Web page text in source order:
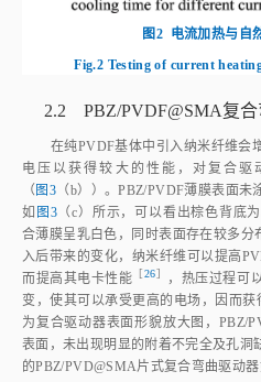
图2 电流加热与自
Fig.2 Testing of current
2.2 PBZ/PVDF@SMA复
在纯PVDF基体中引入纳米纤维会
电压以获得较大的性能，对复合驱
（图3 （b））。PBZ/PVDF薄膜表面
如 图3（c）所示，可以看出棕色背底
合薄膜呈乳白色，同时表面存在较多分
入后带来的变化，纳米纤维可以提高
而提高其电卡性 能 26
，热压过程可
变，使其可以承受更高的电场，因而获
为复合驱动器表面形貌放大图，PBZ/
表面，未出现明显的附着不完全及孔洞
的PBZ/PVD@SMA片式复合弯曲驱动器